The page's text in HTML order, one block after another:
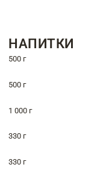
НАПИТКИ
500 г
500 г
1 000 г
330 г
330 г